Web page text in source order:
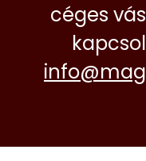
céges